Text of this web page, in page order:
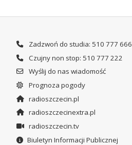
Zadzwoń do studia: 510 777 666
Czujny non stop: 510 777 222
Wyślij do nas wiadomość
Prognoza pogody
radioszczecin.pl
radioszczecinextra.pl
radioszczecin.tv
Biuletyn Informacji Publicznej